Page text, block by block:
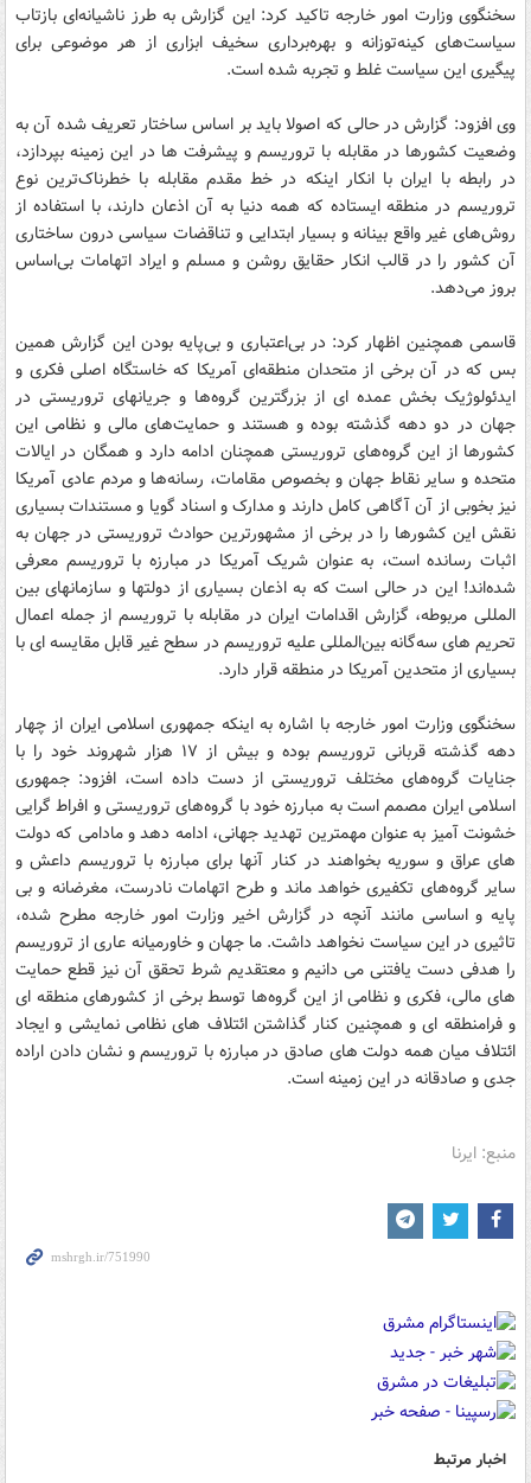
سخنگوی وزارت امور خارجه تاکید کرد: این گزارش به طرز ناشیانه‌ای بازتاب
سیاست‌های کینه‌توزانه و بهره‌برداری سخیف ابزاری از هر موضوعی برای
پیگیری این سیاست غلط و تجربه شده است.
وی افزود: گزارش در حالی که اصولا باید بر اساس ساختار تعریف شده آن به
وضعیت کشورها در مقابله با تروریسم و پیشرفت ها در این زمینه بپردازد،
در رابطه با ایران با انکار اینکه در خط مقدم مقابله با خطرناک‌ترین نوع
تروریسم در منطقه ایستاده که همه دنیا به آن اذعان دارند، با استفاده از
روش‌های غیر واقع بینانه و بسیار ابتدایی و تناقضات سیاسی درون ساختاری
آن کشور را در قالب انکار حقایق روشن و مسلم و ایراد اتهامات بی‌اساس
بروز می‌دهد.
قاسمی همچنین اظهار کرد: در بی‌اعتباری و بی‌پایه بودن این گزارش همین
بس که در آن برخی از متحدان منطقه‌ای آمریکا که خاستگاه اصلی فکری و
ایدئولوژیک بخش عمده ای از بزرگترین گروه‌ها و جریانهای تروریستی در
جهان در دو دهه گذشته بوده و هستند و حمایت‌های مالی و نظامی این
کشورها از این گروه‌های تروریستی همچنان ادامه دارد و همگان در ایالات
متحده و سایر نقاط جهان و بخصوص مقامات، رسانه‌ها و مردم عادی آمریکا
نیز بخوبی از آن آگاهی کامل دارند و مدارک و اسناد گویا و مستندات بسیاری
نقش این کشورها را در برخی از مشهورترین حوادث تروریستی در جهان به
اثبات رسانده است، به عنوان شریک آمریکا در مبارزه با تروریسم معرفی
شده‌اند! این در حالی است که به اذعان بسیاری از دولتها و سازمانهای بین
المللی مربوطه، گزارش اقدامات ایران در مقابله با تروریسم از جمله اعمال
تحریم های سه‌گانه بین‌المللی علیه تروریسم در سطح غیر قابل مقایسه ای با
بسیاری از متحدین آمریکا در منطقه قرار دارد.
سخنگوی وزارت امور خارجه با اشاره به اینکه جمهوری اسلامی ایران از چهار
دهه گذشته قربانی تروریسم بوده و بیش از ۱۷ هزار شهروند خود را با
جنایات گروه‌های مختلف تروریستی از دست داده است، افزود: جمهوری
اسلامی ایران مصمم است به مبارزه خود با گروه‌های تروریستی و افراط گرایی
خشونت آمیز به عنوان مهمترین تهدید جهانی، ادامه دهد و مادامی که دولت
های عراق و سوریه بخواهند در کنار آنها برای مبارزه با تروریسم داعش و
سایر گروه‌های تکفیری خواهد ماند و طرح اتهامات نادرست، مغرضانه و بی
پایه و اساسی مانند آنچه در گزارش اخیر وزارت امور خارجه مطرح شده،
تاثیری در این سیاست نخواهد داشت. ما جهان و خاورمیانه عاری از تروریسم
را هدفی دست یافتنی می دانیم و معتقدیم شرط تحقق آن نیز قطع حمایت
های مالی، فکری و نظامی از این گروه‌ها توسط برخی از کشورهای منطقه ای
و فرامنطقه ای و همچنین کنار گذاشتن ائتلاف های نظامی نمایشی و ایجاد
ائتلاف میان همه دولت های صادق در مبارزه با تروریسم و نشان دادن اراده
جدی و صادقانه در این زمینه است.
منبع: ایرنا
اخبار مرتبط